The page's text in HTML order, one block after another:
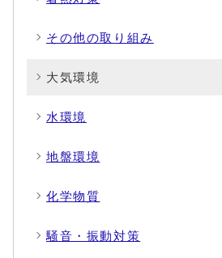
その他の取り組み
大気環境
水環境
地盤環境
化学物質
騒音・振動対策